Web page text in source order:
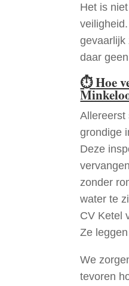
Het is
gevaarlijk
daar
⏱Hoe
Allereerst
grondige
Deze
zonder
water te
CV Ketel
Ze
We
tevoren